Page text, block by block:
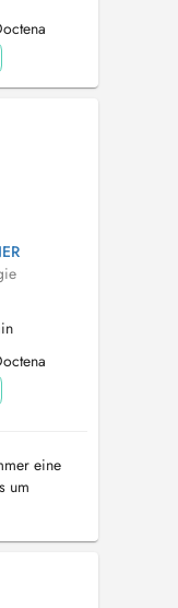
eine
um
ist das
und Dr.